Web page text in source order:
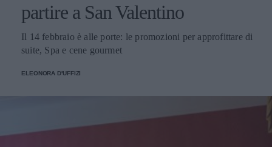
partire a San Valentino
Il 14 febbraio è alle porte: le promozioni per approfittare di
suite, Spa e cene gourmet
ELEONORA D'UFFIZI